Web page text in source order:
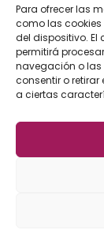
Para ofrecer las
como las
del dispositivo.
permitirá
navegación o las
consentir o
a ciertas
©2026La Isla de